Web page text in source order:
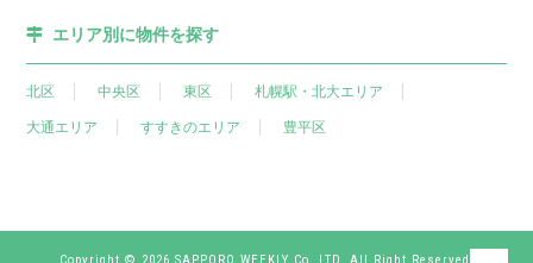
エリア別に物件を探す
北区 中央区 東区 札幌駅・北大エリア
大通エリア すすきのエリア 豊平区